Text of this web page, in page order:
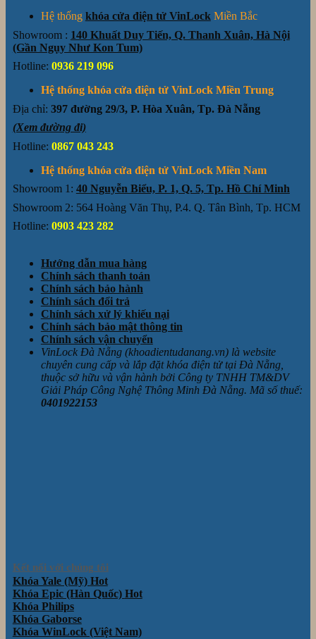
Hệ thống khóa cửa điện tử VinLock Miền Bắc
Showroom : 140 Khuất Duy Tiến, Q. Thanh Xuân, Hà Nội
(Gần Ngụy Như Kon Tum)
Hotline: 0936 219 096
Hệ thống khóa cửa điện tử VinLock Miền Trung
Địa chỉ: 397 đường 29/3, P. Hòa Xuân, Tp. Đà Nẵng
(Xem đường đi)
Hotline: 0867 043 243
Hệ thống khóa cửa điện tử VinLock Miền Nam
Showroom 1: 40 Nguyễn Biểu, P. 1, Q. 5, Tp. Hồ Chí Minh
Showroom 2: 564 Hoàng Văn Thụ, P.4. Q. Tân Bình, Tp. HCM
Hotline: 0903 423 282
Hướng dẫn mua hàng
Chính sách thanh toán
Chính sách bảo hành
Chính sách đổi trả
Chính sách xử lý khiếu nại
Chính sách bảo mật thông tin
Chính sách vận chuyển
VinLock Đà Nẵng (khoadientudanang.vn) là website
chuyên cung cấp và lắp đặt khóa điện tử tại Đà Nẵng,
thuộc sở hữu và vận hành bởi Công ty TNHH TM&DV
Giải Pháp Công Nghệ Thông Minh Đà Nẵng. Mã số thuế:
0401922153
Kết nối với chúng tôi
Khóa Yale (Mỹ)
Khóa Epic (Hàn Quốc)
Khóa Philips
Khóa Gaborse
Khóa WinLock (Việt Nam)